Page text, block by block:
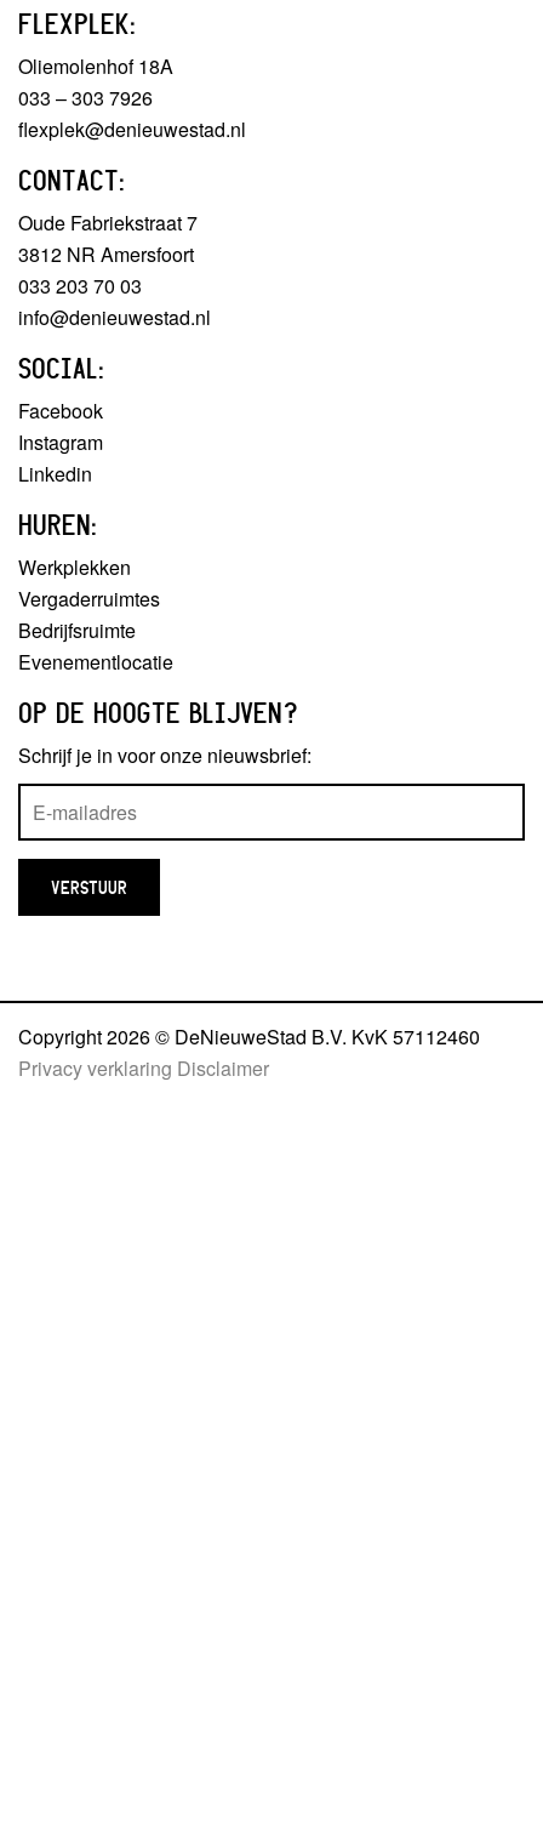
FLEXPLEK:
Oliemolenhof 18A
033 – 303 7926
flexplek@denieuwestad.nl
CONTACT:
Oude Fabriekstraat 7
3812 NR Amersfoort
033 203 70 03
info@denieuwestad.nl
SOCIAL:
Facebook
Instagram
Linkedin
HUREN:
Werkplekken
Vergaderruimtes
Bedrijfsruimte
Evenementlocatie
OP DE HOOGTE BLIJVEN?
Schrijf je in voor onze nieuwsbrief:
Copyright 2026 © DeNieuweStad B.V. KvK 57112460
Privacy verklaring Disclaimer